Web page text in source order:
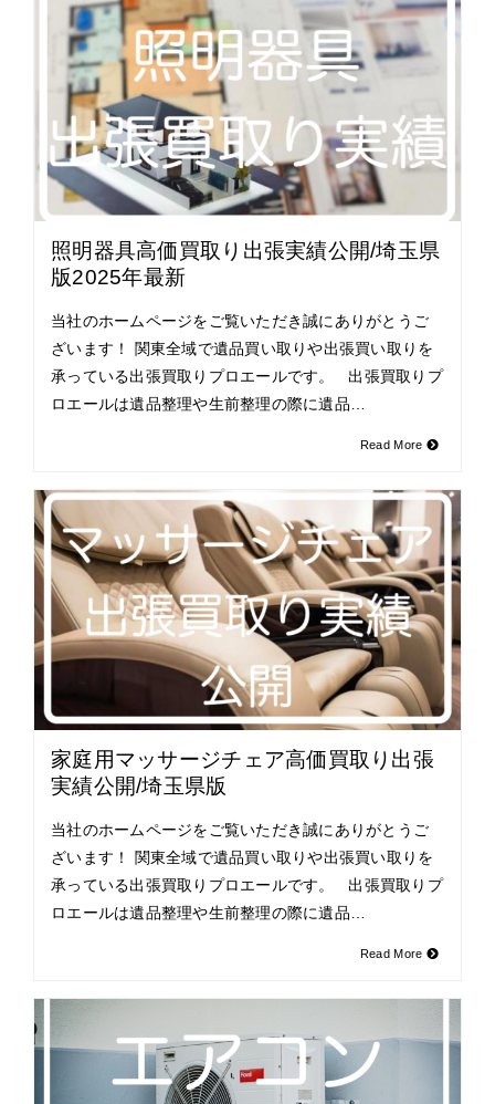
照明器具高価買取り出張実績公開/埼玉県
版2025年最新
当社のホームページをご覧いただき誠にありがとうご
ざいます！ 関東全域で遺品買い取りや出張買い取りを
承っている出張買取りプロエールです。 出張買取りプ
ロエールは遺品整理や生前整理の際に遺品…
Read More
家庭用マッサージチェア高価買取り出張
実績公開/埼玉県版
当社のホームページをご覧いただき誠にありがとうご
ざいます！ 関東全域で遺品買い取りや出張買い取りを
承っている出張買取りプロエールです。 出張買取りプ
ロエールは遺品整理や生前整理の際に遺品…
Read More